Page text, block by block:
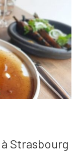
à Strasbourg